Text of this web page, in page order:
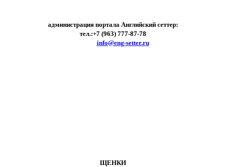
администрация портала Английский сеттер:
тел.:+7 (963) 777-87-78
info@eng-setter.ru
ЩЕНКИ